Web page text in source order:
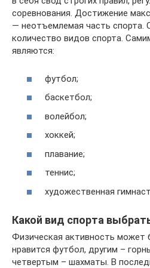
соревнования. Достижение
— неотъемлемая часть спорта.
количество видов спорта.
являются:
футбол;
баскетбол;
волейбол;
хоккей;
плавание;
теннис;
художественная
Какой вид спорта
Физическая активность может
нравится футбол, другим –
четвертым – шахматы. В